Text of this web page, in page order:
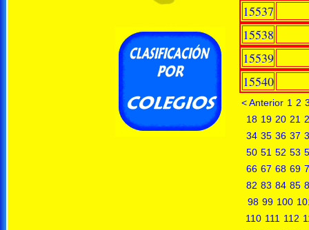
15537
15538
15539
15540
< Anterior 1 2
18 19 20 21
34 35 36 37
50 51 52 53
66 67 68 69
82 83 84 85
98 99 100
110 111 112